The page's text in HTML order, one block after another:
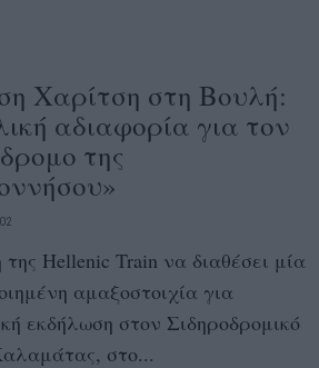
Χαρίτση στη Βουλή:
αδιαφορία για τον
της
Hellenic Train να διαθέσει μία
αμαξοστοιχία για
εκδήλωση στον Σιδηροδρομικό
στο...